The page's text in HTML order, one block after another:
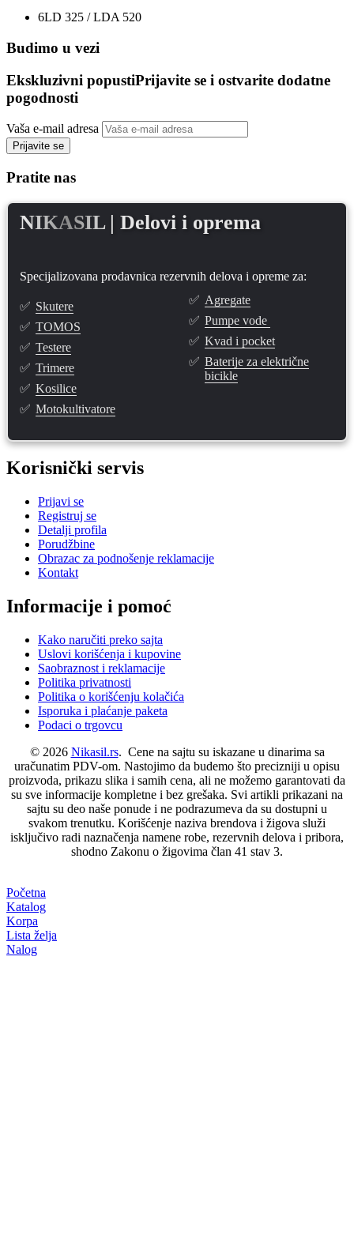
6LD 325 / LDA 520
Budimo u vezi
Ekskluzivni popustiPrijavite se i ostvarite dodatne
pogodnosti
Vaša e-mail adresa
Prijavite se
Pratite nas
NIKASIL | Delovi i oprema
Specijalizovana prodavnica rezervnih delova i opreme za:
✅ Skutere
✅ TOMOS
✅ Testere
✅ Trimere
✅ Kosilice
✅ Motokultivatore
✅ Agregate
✅ Pumpe vode
✅ Kvad i pocket
✅ Baterije za električne
bicikle
Korisnički servis
Prijavi se
Registruj se
Detalji profila
Porudžbine
Obrazac za podnošenje reklamacije
Kontakt
Informacije i pomoć
Kako naručiti preko sajta
Uslovi korišćenja i kupovine
Saobraznost i reklamacije
Politika privatnosti
Politika o korišćenju kolačića
Isporuka i plaćanje paketa
Podaci o trgovcu
© 2026 Nikasil.rs. Cene na sajtu su iskazane u dinarima sa
uračunatim PDV-om. Nastojimo da budemo što precizniji u opisu
proizvoda, prikazu slika i samih cena, ali ne možemo garantovati da
su sve informacije kompletne i bez grešaka. Svi artikli prikazani na
sajtu su deo naše ponude i ne podrazumeva da su dostupni u
svakom trenutku. Korišćenje naziva brendova i žigova služi
isključivo radi naznačenja namene robe, rezervnih delova i pribora,
shodno Zakonu o žigovima član 41 stav 3.
Početna
Katalog
Korpa
Lista želja
Nalog